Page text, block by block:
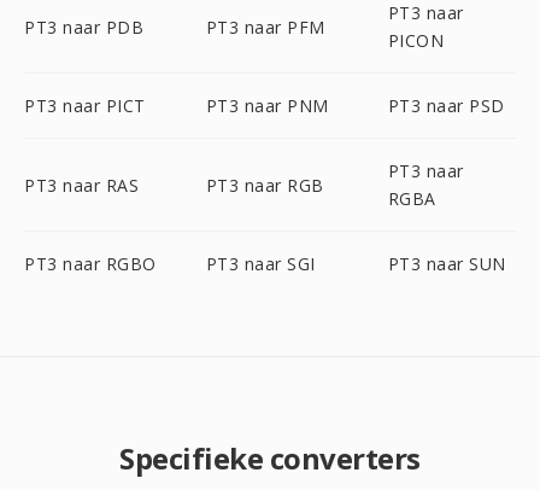
PT3 naar PDB PT3 naar PFM
PT3 naar
PICON
PT3 naar PICT PT3 naar PNM PT3 naar PSD
PT3 naar RAS PT3 naar RGB
PT3 naar
RGBA
PT3 naar RGBO PT3 naar SGI PT3 naar SUN
Specifieke converters